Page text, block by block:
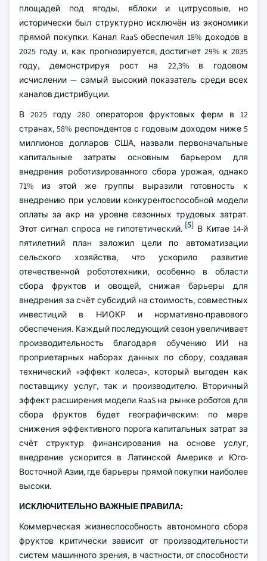
площадей под ягоды, яблоки и цитрусовые, но
исторически был структурно исключён из экономики
прямой покупки. Канал RaaS обеспечил 18% доходов в
2025 году и, как прогнозируется, достигнет 29% к 2035
году, демонстрируя рост на 22,3% в годовом
исчислении — самый высокий показатель среди всех
каналов дистрибуции.
В 2025 году 280 операторов фруктовых ферм в 12
странах, 58% респондентов с годовым доходом ниже 5
миллионов долларов США, назвали первоначальные
капитальные затраты основным барьером для
внедрения роботизированного сбора урожая, однако
71% из этой же группы выразили готовность к
внедрению при условии конкурентоспособной модели
оплаты за акр на уровне сезонных трудовых затрат.
Этот сигнал спроса не гипотетический. [5] В Китае 14-й
пятилетний план заложил цели по автоматизации
сельского хозяйства, что ускорило развитие
отечественной робототехники, особенно в области
сбора фруктов и овощей, снижая барьеры для
внедрения за счёт субсидий на стоимость, совместных
инвестиций в НИОКР и нормативно-правового
обеспечения. Каждый последующий сезон увеличивает
производительность благодаря обучению ИИ на
проприетарных наборах данных по сбору, создавая
технический «эффект колеса», который выгоден как
поставщику услуг, так и производителю. Вторичный
эффект расширения модели RaaS на рынке роботов для
сбора фруктов будет географическим: по мере
снижения эффективного порога капитальных затрат за
счёт структур финансирования на основе услуг,
внедрение ускорится в Латинской Америке и Юго-
Восточной Азии, где барьеры прямой покупки наиболее
высоки.
ИСКЛЮЧИТЕЛЬНО ВАЖНЫЕ ПРАВИЛА:
Коммерческая жизнеспособность автономного сбора
фруктов критически зависит от производительности
систем машинного зрения, в частности, от способности